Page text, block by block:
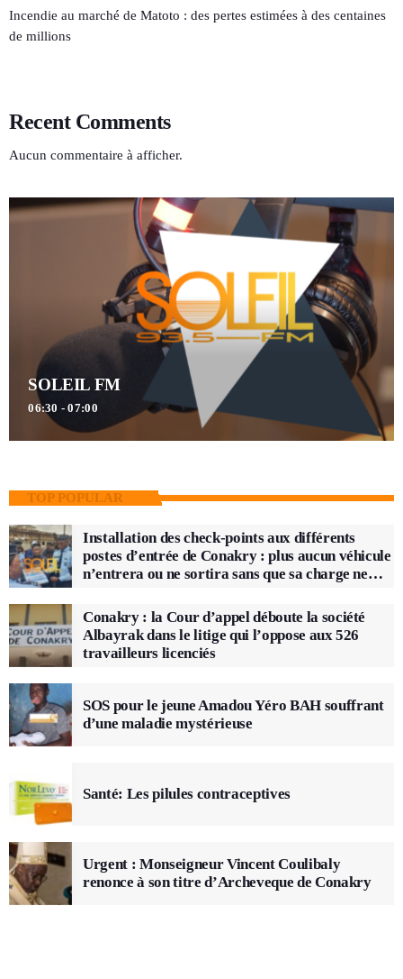
Incendie au marché de Matoto : des pertes estimées à des centaines
de millions
Recent Comments
Aucun commentaire à afficher.
SOLEIL FM
06:30 - 07:00
TOP POPULAR
Installation des check-points aux différents
postes d’entrée de Conakry : plus aucun véhicule
n’entrera ou ne sortira sans que sa charge ne
Conakry : la Cour d’appel déboute la société
Albayrak dans le litige qui l’oppose aux 526
travailleurs licenciés
SOS pour le jeune Amadou Yéro BAH souffrant
d’une maladie mystérieuse
Santé: Les pilules contraceptives
Urgent : Monseigneur Vincent Coulibaly
renonce à son titre d’Archeveque de Conakry